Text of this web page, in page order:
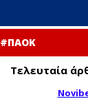
#ΠΑΟΚ
Τελευταία